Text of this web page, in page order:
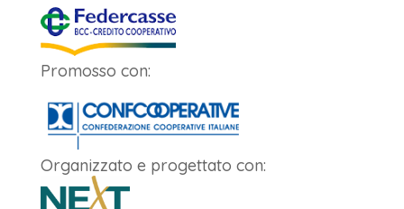
Promosso con:
Organizzato e progettato con: